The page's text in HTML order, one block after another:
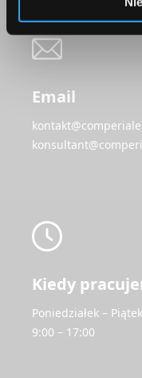
Email
Kiedy
Poniedziałek – Piątek
9:00 – 17:00